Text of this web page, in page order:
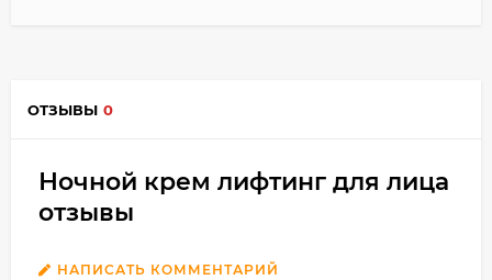
ОТЗЫВЫ 0
Ночной крем лифтинг для лица
отзывы
НАПИСАТЬ КОММЕНТАРИЙ